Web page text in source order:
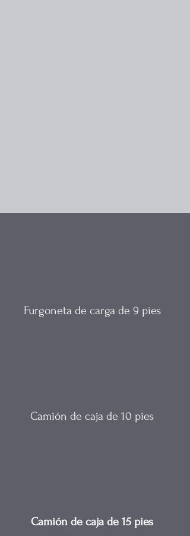
Furgoneta de carga de 9 pies
Camión de caja de 10 pies
Camión de caja de 15 pies